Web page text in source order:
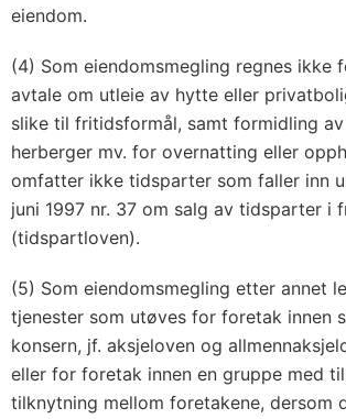
eiendom.
(4) Som eiendomsmegling regnes ikke
avtale om utleie av hytte eller
slike til fritidsformål, samt formidling
herberger mv. for overnatting eller
omfatter ikke tidsparter som faller inn
juni 1997 nr. 37 om salg av tidsparter i
(tidspartloven).
(5) Som eiendomsmegling etter annet
tjenester som utøves for foretak innen
konsern, jf. aksjeloven og
eller for foretak innen en gruppe med
tilknytning mellom foretakene, dersom